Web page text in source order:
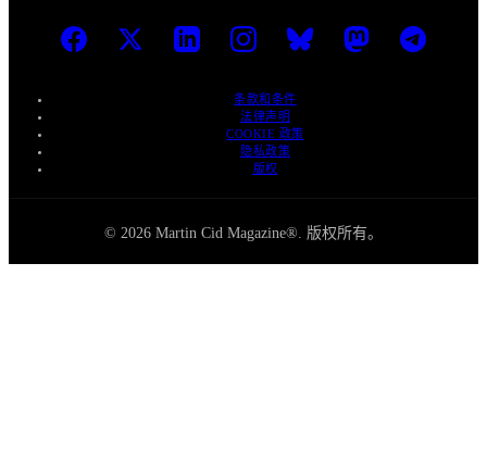
条款和条件
法律声明
COOKIE 政策
隐私政策
版权
© 2026 Martin Cid Magazine®. 版权所有。